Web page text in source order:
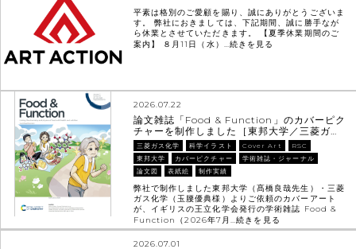
平素は格別のご愛顧を賜り、誠にありがとうございま
す。 弊社におきましては、下記期間、誠に勝手なが
ら休業とさせていただきます。 【夏季休業期間のご
案内】 ８月11日（水）…続きを見る
2026.07.22
論文雑誌「Food & Function」のカバーピク
チャーを制作しました［東邦大学／三菱ガ…
三菱ガス化学 科学イラスト Cover Art
RSC
東邦大学
カバーピクチャー
学術雑誌・ジャーナル
論文図
表紙絵 制作実績
弊社で制作しました東邦大学（髙橋良哉先生）・三菱
ガス化学（玉腰優典様）よりご依頼のカバーアート
が、イギリスの王立化学会発行の学術雑誌 Food &
Function（2026年7月…続きを見る
2026.07.01